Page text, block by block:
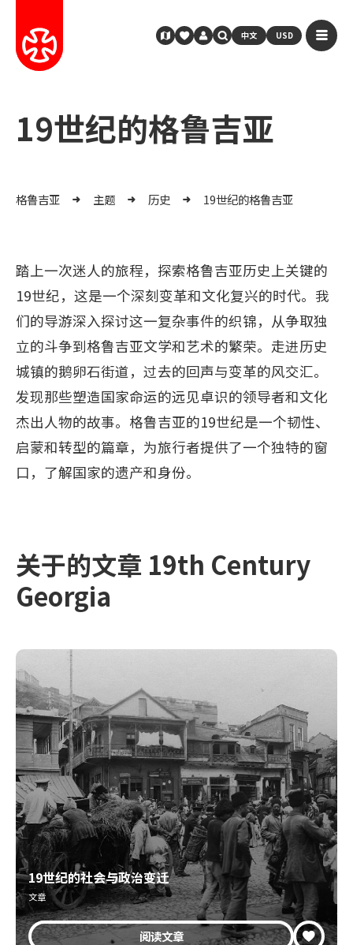
中文 USD
19世纪的格鲁吉亚
格鲁吉亚 主题 历史 19世纪的格鲁吉亚
踏上一次迷人的旅程，探索格鲁吉亚历史上关键的
19世纪，这是一个深刻变革和文化复兴的时代。我
们的导游深入探讨这一复杂事件的织锦，从争取独
立的斗争到格鲁吉亚文学和艺术的繁荣。走进历史
城镇的鹅卵石街道，过去的回声与变革的风交汇。
发现那些塑造国家命运的远见卓识的领导者和文化
杰出人物的故事。格鲁吉亚的19世纪是一个韧性、
启蒙和转型的篇章，为旅行者提供了一个独特的窗
口，了解国家的遗产和身份。
关于的文章 19th Century
Georgia
19世纪的社会与政治变迁
文章
阅读文章